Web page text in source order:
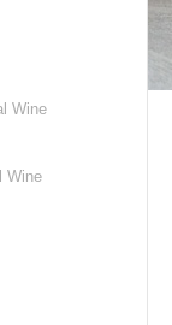
Wine
Wine